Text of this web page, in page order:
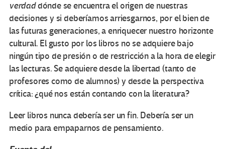
verdaddónde se encuentra el origen de nuestras
decisiones y si deberíamos arriesgarnos, por el bien de
las futuras generaciones, a enriquecer nuestro horizonte
cultural. El gusto por los libros no se adquiere bajo
ningún tipo de presión o de restricción a la hora de elegir
las lecturas. Se adquiere desde la libertad (tanto de
profesores como de alumnos) y desde la perspectiva
crítica: ¿qué nos están contando con la literatura?
Leer libros nunca debería ser un fin. Debería ser un
medio para empaparnos de pensamiento.